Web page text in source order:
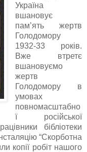
Україна
вшановує
пам’ять жертв
Голодомору
1932-33 років.
Вже втретє
вшановуємо
жертв
Голодомору в
умовах
повномасштабно
ї російської
бібліотеки
“Скорботна
копії робіт нашого